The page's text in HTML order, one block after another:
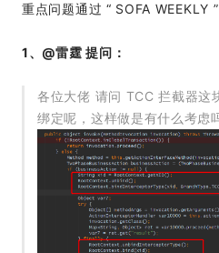
重点问题通过 “ SOFA WEEKLY
1、@雷霆 提问：
各位大佬 请问 TCC 拦截器
绑定呢，这样做是有什么考虑